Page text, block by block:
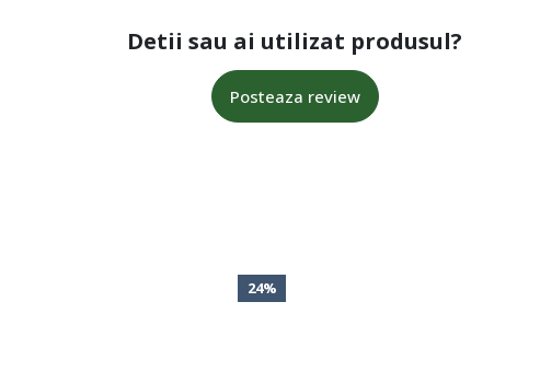
Detii sau ai utilizat produsul?
Posteaza review
24%